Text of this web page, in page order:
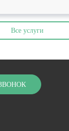
Все услуги